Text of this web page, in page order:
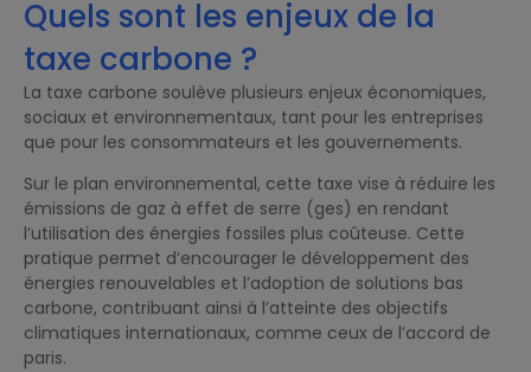
Quels sont les enjeux de la
taxe carbone ?
La taxe carbone soulève plusieurs enjeux économiques,
sociaux et environnementaux, tant pour les entreprises
que pour les consommateurs et les gouvernements.
Sur le plan environnemental, cette taxe vise à réduire les
émissions de gaz à effet de serre (ges) en rendant
l’utilisation des énergies fossiles plus coûteuse. Cette
pratique permet d’encourager le développement des
énergies renouvelables et l’adoption de solutions bas
carbone, contribuant ainsi à l’atteinte des objectifs
climatiques internationaux, comme ceux de l’accord de
paris.